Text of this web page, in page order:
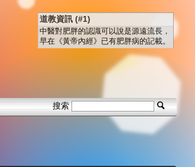
道教資訊 (#1)
中醫對肥胖的認識可以說是源遠流長，
早在《黃帝內經》已有肥胖病的記載。
搜索